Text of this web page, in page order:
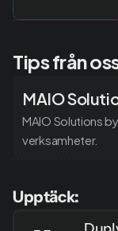
Tips från
MAIO
MAIO Solutions
verksamheter.
Upptäck: